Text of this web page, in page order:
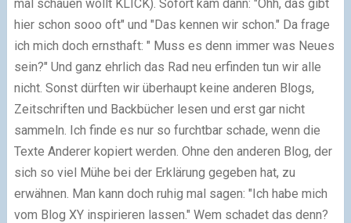
mal schauen wollt KLICK). Sofort kam dann: "Ohh, das gibt
hier schon sooo oft" und "Das kennen wir schon." Da frage
ich mich doch ernsthaft: " Muss es denn immer was Neues
sein?" Und ganz ehrlich das Rad neu erfinden tun wir alle
nicht. Sonst dürften wir überhaupt keine anderen Blogs,
Zeitschriften und Backbücher lesen und erst gar nicht
sammeln. Ich finde es nur so furchtbar schade, wenn die
Texte Anderer kopiert werden. Ohne den anderen Blog, der
sich so viel Mühe bei der Erklärung gegeben hat, zu
erwähnen. Man kann doch ruhig mal sagen: "Ich habe mich
vom Blog XY inspirieren lassen." Wem schadet das denn?